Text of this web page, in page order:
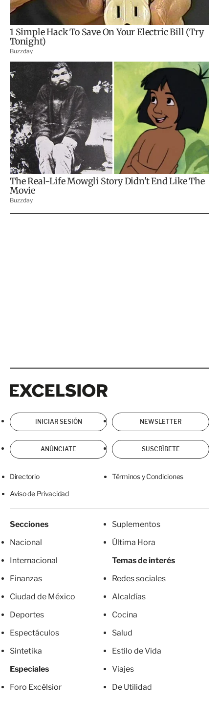
INICIAR SESIÓN NEWSLETTER
ANÚNCIATE SUSCRÍBETE
Directorio Términos y Condiciones
Aviso de Privacidad
Secciones
Nacional
Internacional
Finanzas
Ciudad de México
Deportes
Espectáculos
Sintetika
Especiales
Foro Excélsior
Suplementos
Última Hora
Temas de interés
Redes sociales
Alcaldías
Cocina
Salud
Estilo de Vida
Viajes
De Utilidad